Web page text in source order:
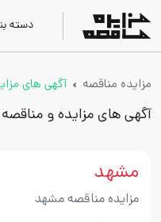
دسته
مزایده مناقصه آگهی های
آگهی های مزایده و
مشهد
مزایده مناقصه مشهد